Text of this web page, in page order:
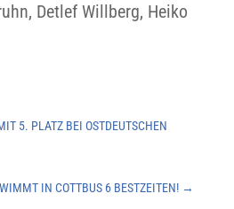
Detlef Willberg, Heiko
5. PLATZ BEI OSTDEUTSCHEN
IN COTTBUS 6 BESTZEITEN! →